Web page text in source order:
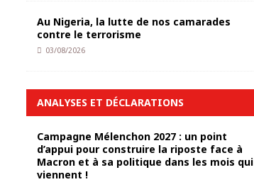
Au Nigeria, la lutte de nos camarades
contre le terrorisme
03/08/2026
ANALYSES ET DÉCLARATIONS
Campagne Mélenchon 2027 : un point
d’appui pour construire la riposte face à
Macron et à sa politique dans les mois qui
viennent !